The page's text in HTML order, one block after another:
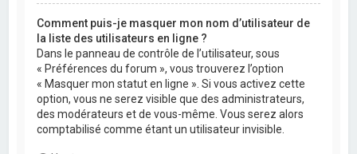
Comment puis-je masquer mon nom d’utilisateur de
la liste des utilisateurs en ligne ?
Dans le panneau de contrôle de l’utilisateur, sous
« Préférences du forum », vous trouverez l’option
« Masquer mon statut en ligne ». Si vous activez cette
option, vous ne serez visible que des administrateurs,
des modérateurs et de vous-même. Vous serez alors
comptabilisé comme étant un utilisateur invisible.